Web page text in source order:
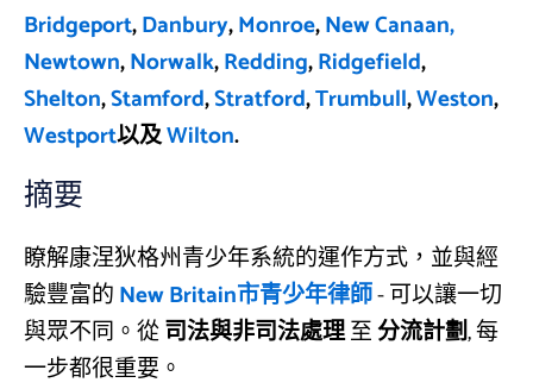
Bridgeport,Danbury,Monroe,New Canaan,
Newtown,Norwalk,Redding,Ridgefield,
Shelton,Stamford,Stratford,Trumbull,Weston,
Westport以及Wilton.
摘要
瞭解康涅狄格州青少年系統的運作方式，並與經
驗豐富的New Britain市青少年律師- 可以讓一切
與眾不同。從司法與非司法處理至分流計劃, 每
一步都很重要。